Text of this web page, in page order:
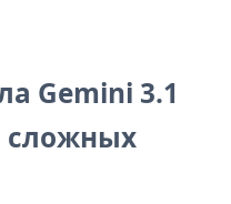
Gemini 3.1
сложных